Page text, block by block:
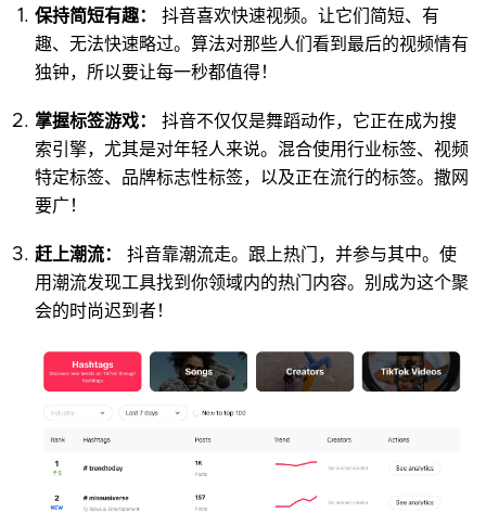
保持简短有趣：
抖音喜欢快速视频。让它们简短、有
趣、无法快速略过。算法对那些人们看到最后的视频情有
独钟，所以要让每一秒都值得！
掌握标签游戏：
抖音不仅仅是舞蹈动作，它正在成为搜
索引擎，尤其是对年轻人来说。混合使用行业标签、视频
特定标签、品牌标志性标签，以及正在流行的标签。撒网
要广！
赶上潮流：
抖音靠潮流走。跟上热门，并参与其中。使
用潮流发现工具找到你领域内的热门内容。别成为这个聚
会的时尚迟到者！